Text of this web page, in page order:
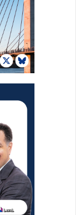
en
publique,
et la prise de
de
exploitation
d’un projet
viserait à
les droits à la